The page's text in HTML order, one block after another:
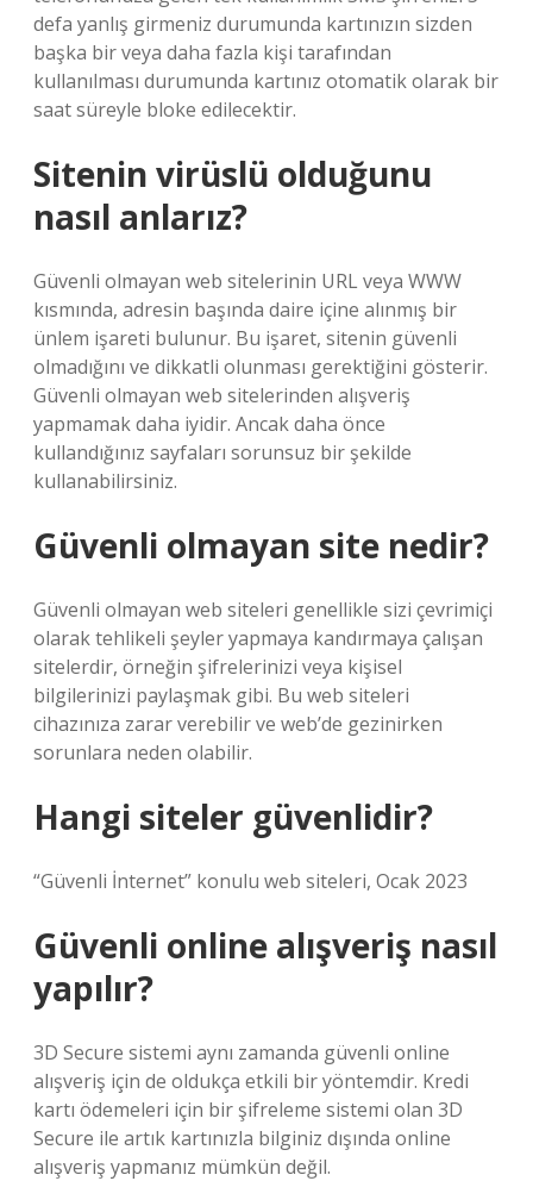
defa yanlış girmeniz durumunda kartınızın sizden
başka bir veya daha fazla kişi tarafından
kullanılması durumunda kartınız otomatik olarak bir
saat süreyle bloke edilecektir.
Sitenin virüslü olduğunu
nasıl anlarız?
Güvenli olmayan web sitelerinin URL veya WWW
kısmında, adresin başında daire içine alınmış bir
ünlem işareti bulunur. Bu işaret, sitenin güvenli
olmadığını ve dikkatli olunması gerektiğini gösterir.
Güvenli olmayan web sitelerinden alışveriş
yapmamak daha iyidir. Ancak daha önce
kullandığınız sayfaları sorunsuz bir şekilde
kullanabilirsiniz.
Güvenli olmayan site nedir?
Güvenli olmayan web siteleri genellikle sizi çevrimiçi
olarak tehlikeli şeyler yapmaya kandırmaya çalışan
sitelerdir, örneğin şifrelerinizi veya kişisel
bilgilerinizi paylaşmak gibi. Bu web siteleri
cihazınıza zarar verebilir ve web’de gezinirken
sorunlara neden olabilir.
Hangi siteler güvenlidir?
“Güvenli İnternet” konulu web siteleri, Ocak 2023
Güvenli online alışveriş nasıl
yapılır?
3D Secure sistemi aynı zamanda güvenli online
alışveriş için de oldukça etkili bir yöntemdir. Kredi
kartı ödemeleri için bir şifreleme sistemi olan 3D
Secure ile artık kartınızla bilginiz dışında online
alışveriş yapmanız mümkün değil.